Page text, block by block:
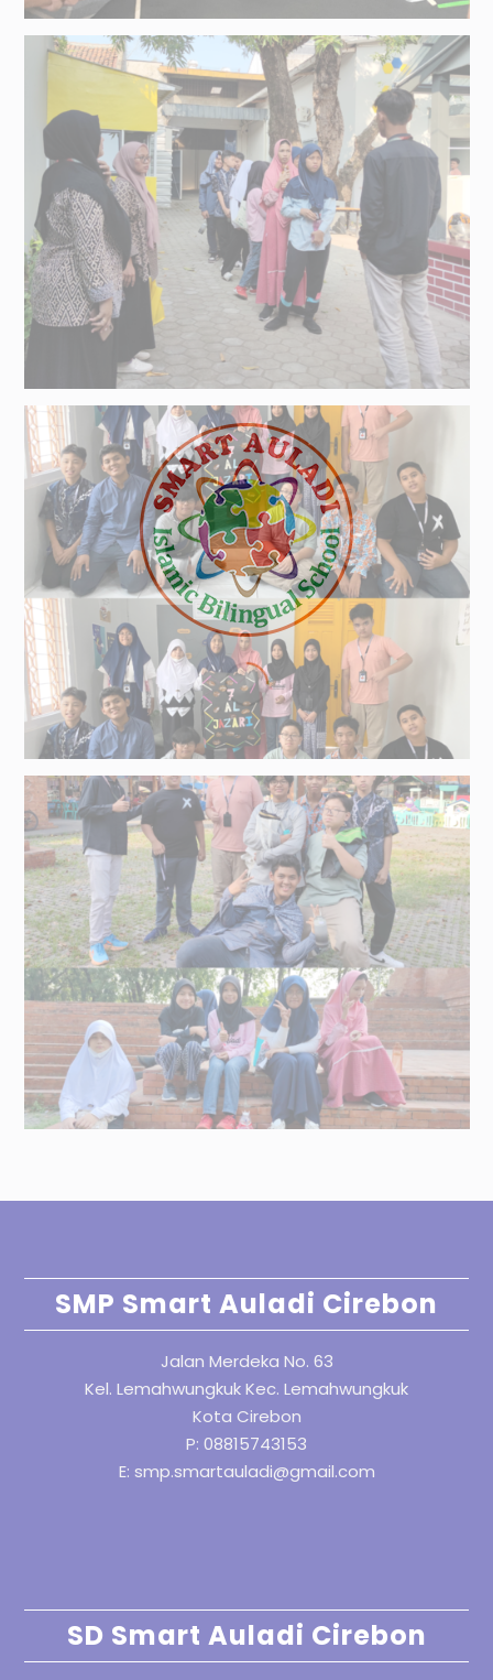
SMP Smart Auladi Cirebon
Jalan Merdeka No. 63
Kel. Lemahwungkuk Kec. Lemahwungkuk
Kota Cirebon
P: 08815743153
E: smp.smartauladi@gmail.com
SD Smart Auladi Cirebon